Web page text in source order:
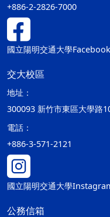
+886-2-2826-7000
國立陽明交通大學Facebook
交大校區
地址：
300093 新竹市東區大學路
電話：
+886-3-571-2121
國立陽明交通大學
公務信箱